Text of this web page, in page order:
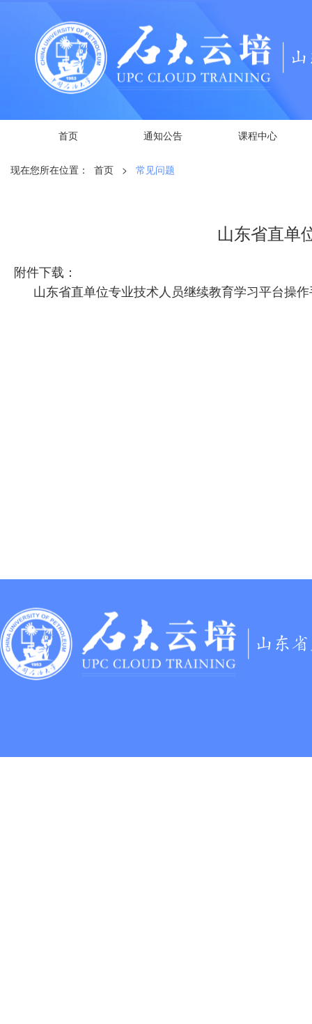
首页 通知公告 课程中心
现在您所在位置： 首页 > 常见问题
山东省直单
附件下载：
山东省直单位专业技术人员继续教育学习平台操作